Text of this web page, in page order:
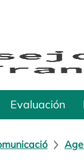
Evaluación